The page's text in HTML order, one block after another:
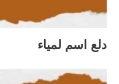
دلع اسم لمياء